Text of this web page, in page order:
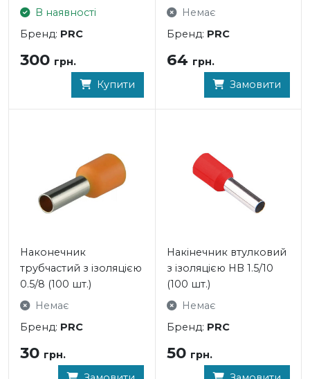
В наявності
Бренд: PRC
300 грн.
Купити
Немає
Бренд: PRC
64 грн.
Замовити
Наконечник
трубчаcтий з ізоляцією
0.5/8 (100 шт.)
Немає
Бренд: PRC
30 грн.
Накінечник втулковий
з ізоляцією HB 1.5/10
(100 шт.)
Немає
Бренд: PRC
50 грн.